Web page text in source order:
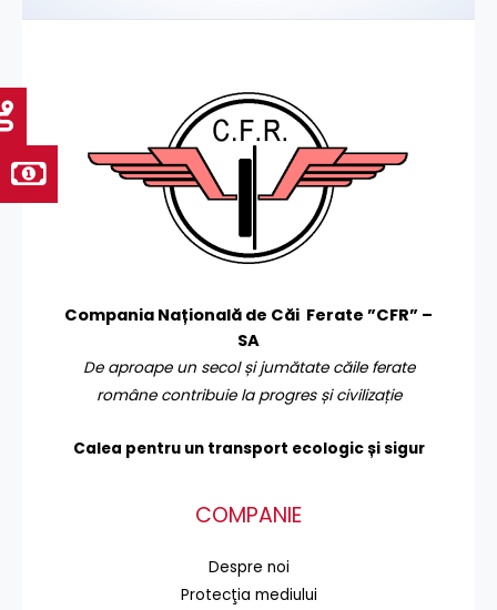
Compania Națională de Căi Ferate ”CFR” –
SA
De aproape un secol și jumătate căile ferate
române contribuie la progres și civilizație
Calea pentru un transport ecologic și sigur
COMPANIE
Despre noi
Protecţia mediului